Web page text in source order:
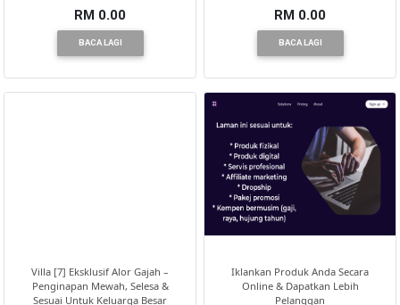
RM 0.00
BACA LAGI
RM 0.00
BACA LAGI
Villa [7] Eksklusif Alor Gajah –
Penginapan Mewah, Selesa &
Sesuai Untuk Keluarga Besar
Iklankan Produk Anda Secara
Online & Dapatkan Lebih
Pelanggan